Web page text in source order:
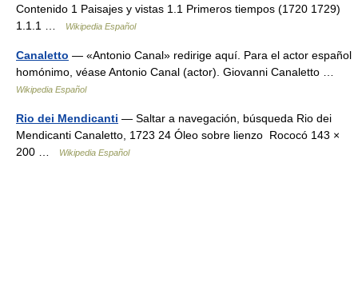
Contenido 1 Paisajes y vistas 1.1 Primeros tiempos (1720 1729)
1.1.1 …
Wikipedia Español
Canaletto — «Antonio Canal» redirige aquí. Para el actor español
homónimo, véase Antonio Canal (actor). Giovanni Canaletto …
Wikipedia Español
Rio dei Mendicanti — Saltar a navegación, búsqueda Rio dei
Mendicanti Canaletto, 1723 24 Óleo sobre lienzo Rococó 143 ×
200 …
Wikipedia Español